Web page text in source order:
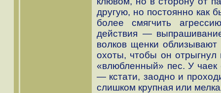
другую, но постоянно как
более смягчить
действия —
волков щенки облизывают
охоты, чтобы он отрыгнул
«влюбленный» пес. У
— кстати, заодно и
слишком крупная или